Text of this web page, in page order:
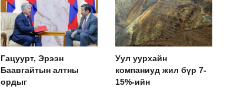
Гацуурт, Эрээн
Баавгайтын алтны
ордыг
Уул уурхайн
компаниуд жил бүр 7-
15%-ийн